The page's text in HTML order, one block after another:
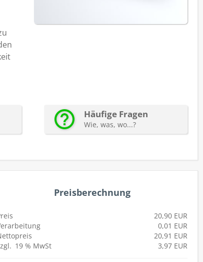
Preisberechnung
20,90 EUR
0,01 EUR
20,91 EUR
19 % MwSt 3,97 EUR